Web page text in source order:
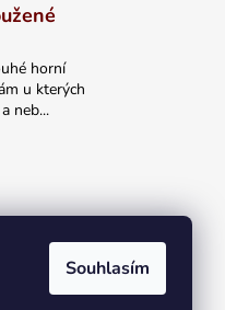
Souhlasím
horní
u kterých
neb...